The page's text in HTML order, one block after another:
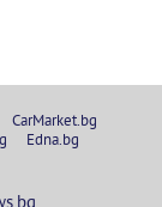
CarMarket.bg
Edna.bg